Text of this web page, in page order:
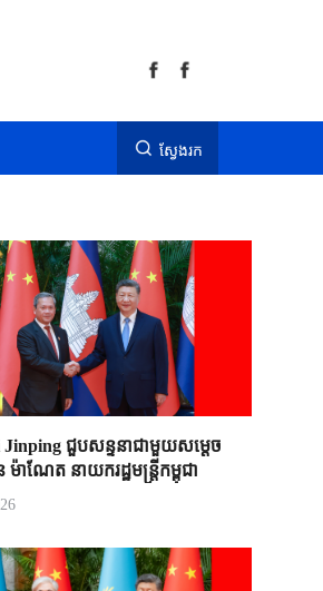
ស្វែងរក
ជួបសន្ទនាជាមួយសម្តេច
ាណែត នាយករដ្ឋមន្ត្រីកម្ពុជា